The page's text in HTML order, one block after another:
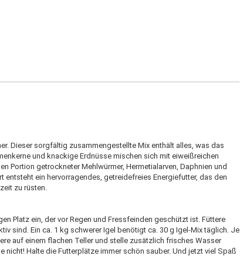
Dieser sorgfältig zusammengestellte Mix enthält alles, was das
und knackige Erdnüsse mischen sich mit eiweißreichen
Portion getrockneter Mehlwürmer, Hermetialarven, Daphnien und
ein hervorragendes, getreidefreies Energiefutter, das den
zu rüsten.
Platz ein, der vor Regen und Fressfeinden geschützt ist. Füttere
sind. Ein ca. 1 kg schwerer Igel benötigt ca. 30 g Igel-Mix täglich. Je
auf einem flachen Teller und stelle zusätzlich frisches Wasser
nicht! Halte die Futterplätze immer schön sauber. Und jetzt viel Spaß